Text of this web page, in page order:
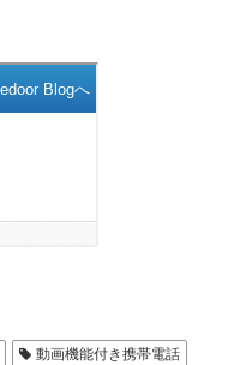
動画機能付き携帯電話